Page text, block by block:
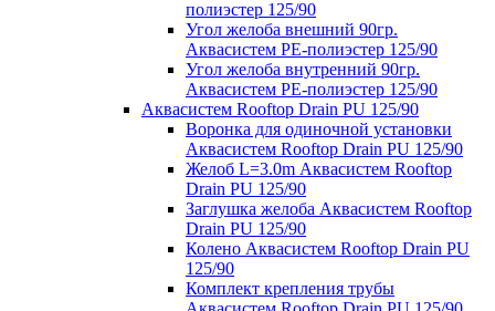
полиэстер 125/90
Угол желоба внешний 90гр.
Аквасистем PE-полиэстер 125/90
Угол желоба внутренний 90гр.
Аквасистем PE-полиэстер 125/90
Аквасистем Rooftop Drain PU 125/90
Воронка для одиночной установки
Аквасистем Rooftop Drain PU 125/90
Желоб L=3.0m Аквасистем Rooftop
Drain PU 125/90
Заглушка желоба Аквасистем Rooftop
Drain PU 125/90
Колено Аквасистем Rooftop Drain PU
125/90
Комплект крепления трубы